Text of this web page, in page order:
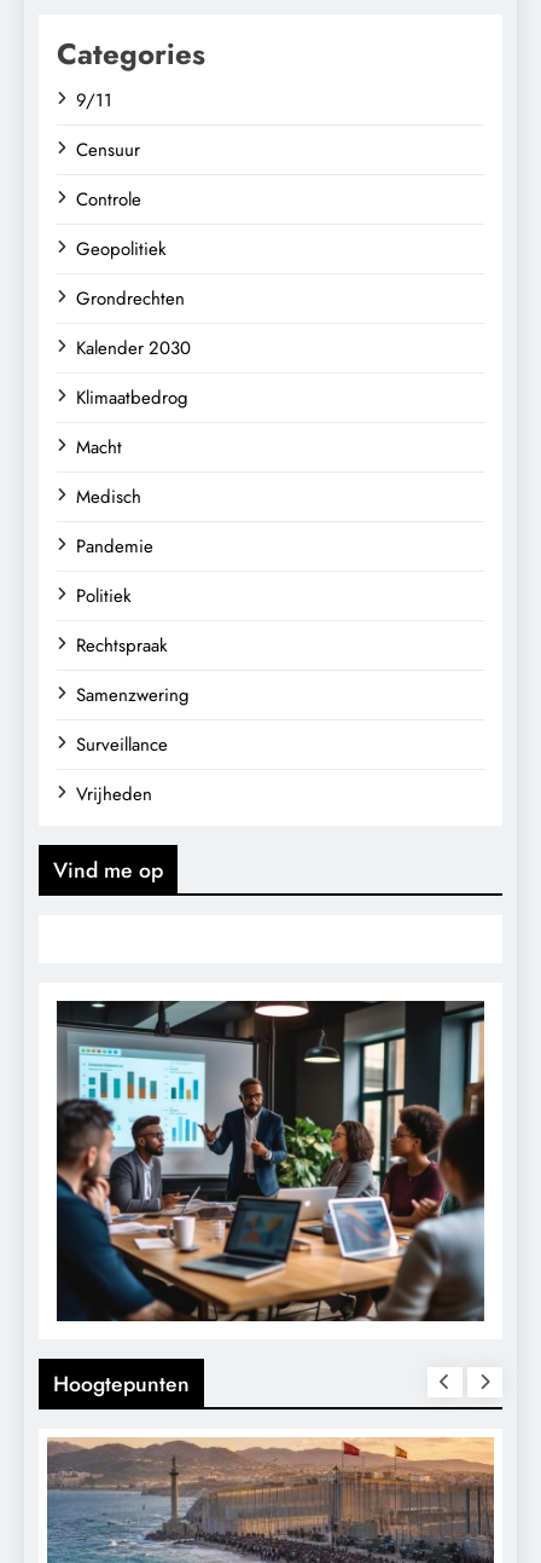
Categories
9/11
Censuur
Controle
Geopolitiek
Grondrechten
Kalender 2030
Klimaatbedrog
Macht
Medisch
Pandemie
Politiek
Rechtspraak
Samenzwering
Surveillance
Vrijheden
Vind me op
Hoogtepunten